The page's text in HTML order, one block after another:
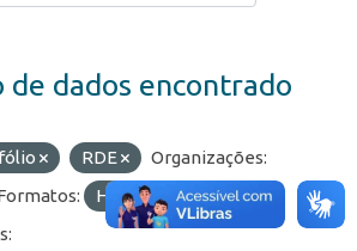
de dados encontrado
RDE
Organizações:
HTML
OData